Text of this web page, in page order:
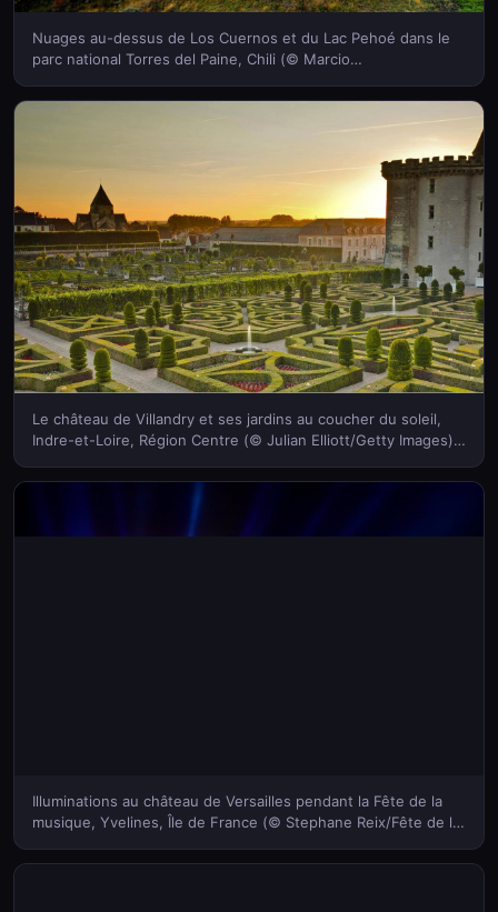
Nuages au-dessus de Los Cuernos et du Lac Pehoé dans le
parc national Torres del Paine, Chili (© Marcio
Le château de Villandry et ses jardins au coucher du soleil,
Indre-et-Loire, Région Centre (© Julian Elliott/Getty Images)
Illuminations au château de Versailles pendant la Fête de la
musique, Yvelines, Île de France (© Stephane Reix/Fête de la